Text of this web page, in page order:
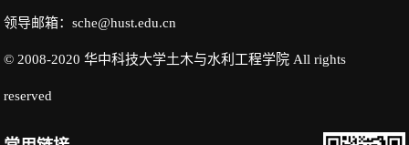
领导邮箱：sche@hust.edu.cn
© 2008-2020 华中科技大学土木与水利工程学院 All rights
reserved